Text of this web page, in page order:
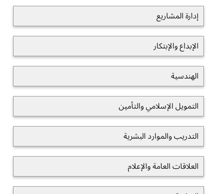
إدارة المشاريع
الإبداع والإبتكار
الهندسية
التمويل الإسلامي والتأمين
التدريب والموارد البشرية
العلاقات العامة والإعلام